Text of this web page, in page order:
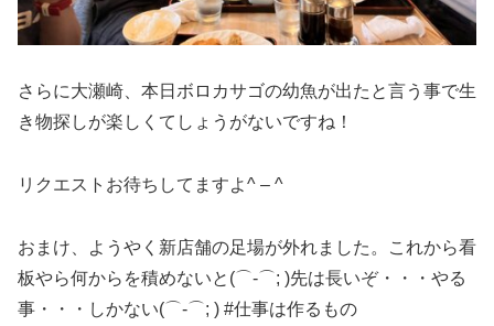
さらに大瀬崎、本日ボロカサゴの幼魚が出たと言う事で生
き物探しが楽しくてしょうがないですね！
リクエストお待ちしてますよ^ – ^
おまけ、ようやく新店舗の足場が外れました。これから看
板やら何からを積めないと(⌒-⌒; )先は長いぞ・・・やる
事・・・しかない(⌒-⌒; ) #仕事は作るもの